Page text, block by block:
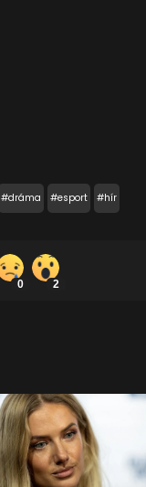
#dráma #esport #hír
0 2